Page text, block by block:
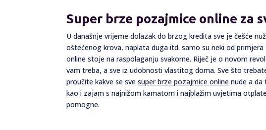
Super brze pozajmice online za
U današnje vrijeme dolazak do brzog kredita sve je češće
oštećenog krova, naplata duga itd. samo su neki od
online stoje na raspolaganju svakome. Riječ je o novom
vam treba, a sve iz udobnosti vlastitog doma. Sve što
proučite kakve se svesuper brze pozajmice online nude a da
kao i zajam s najnižom kamatom i najblažim uvjetima
pomogne.